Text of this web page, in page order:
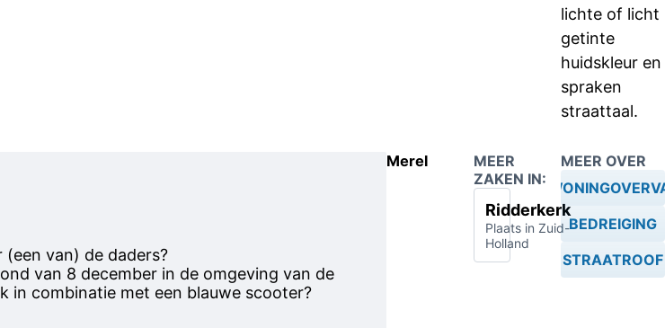
lichte of licht
getinte
huidskleur en
spraken
straattaal.
van) de daders?
van 8 december in de omgeving van de
in combinatie met een blauwe scooter?
Merel
MEER
ZAKEN IN:
Ridderkerk
Plaats in Zuid-
Holland
MEER OVER
BEDREIGING
STRAATROOF